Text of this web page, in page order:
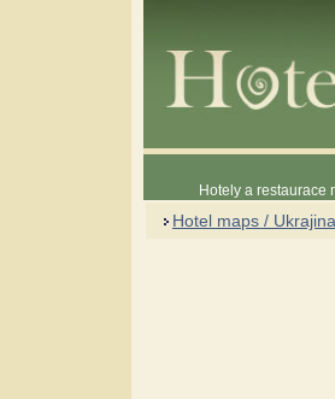
Hotely a restaurace
Hotel maps / Ukrajina